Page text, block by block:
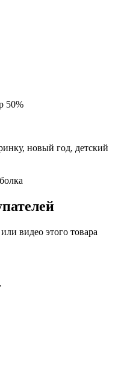
50%
новый год, детский
видео этого товара